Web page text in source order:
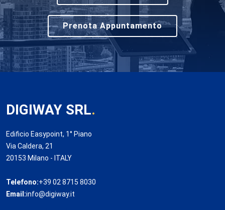
Prenota Appuntamento
DIGIWAY SRL.
Edificio Easypoint, 1° Piano
Via Caldera, 21
20153 Milano - ITALY
Telefono:+39 02 8715 8030
Email:info@digiway.it